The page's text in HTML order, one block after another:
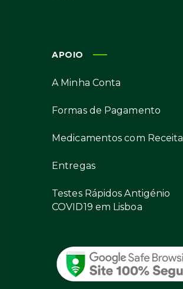
APOIO
A Minha Conta
Formas de Pagamento
Medicamentos com Receita
Entregas
Testes Rápidos Antigénio
COVID19 em Lisboa